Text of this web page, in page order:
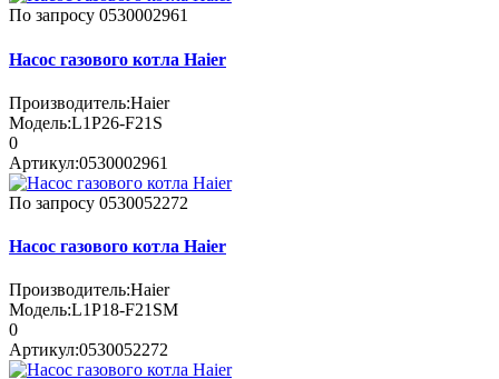
По запросу 0530002961
Насос газового котла Haier
Производитель:Haier
Модель:L1P26-F21S
0
Артикул:0530002961
По запросу 0530052272
Насос газового котла Haier
Производитель:Haier
Модель:L1P18-F21SM
0
Артикул:0530052272